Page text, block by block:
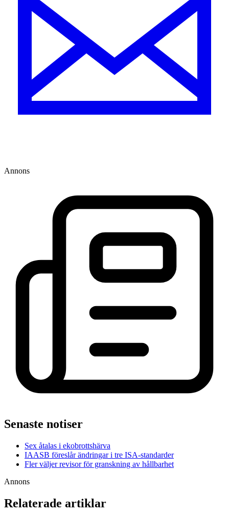
Annons
Senaste notiser
Sex åtalas i ekobrottshärva
IAASB föreslår ändringar i tre ISA-standarder
Fler väljer revisor för granskning av hållbarhet
Annons
Relaterade artiklar